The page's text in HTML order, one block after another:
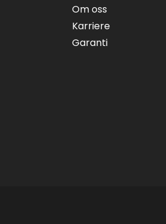
Om oss
Karriere
Garanti